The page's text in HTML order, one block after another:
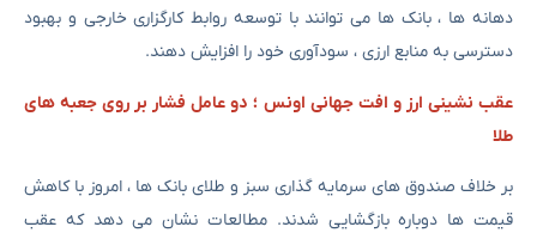
دهانه ها ، بانک ها می توانند با توسعه روابط کارگزاری خارجی و بهبود
دسترسی به منابع ارزی ، سودآوری خود را افزایش دهند.
عقب نشینی ارز و افت جهانی اونس ؛ دو عامل فشار بر روی جعبه های
طلا
بر خلاف صندوق های سرمایه گذاری سبز و طلای بانک ها ، امروز با کاهش
قیمت ها دوباره بازگشایی شدند. مطالعات نشان می دهد که عقب